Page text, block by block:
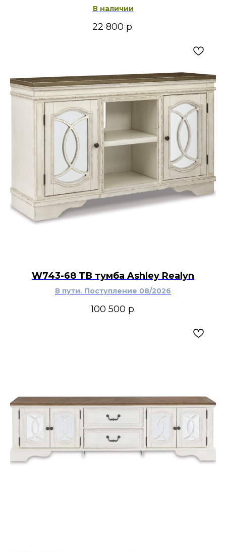
В наличии
22 800 р.
W743-68 ТВ тумба Ashley Realyn
В пути. Поступление 08/2026
100 500 р.